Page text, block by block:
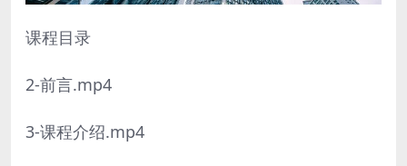
课程目录
2-前言.mp4
3-课程介绍.mp4